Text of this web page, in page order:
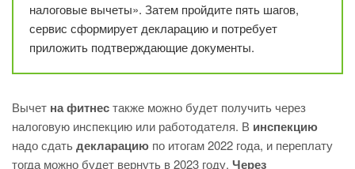
налоговые вычеты». Затем пройдите пять шагов,
сервис сформирует декларацию и потребует
приложить подтверждающие документы.
Вычет на фитнестакже можно будет получить через
налоговую инспекцию или работодателя. В инспекцию
надо сдатьдекларацию по итогам 2022 года, и переплату
тогда можно будет вернуть в 2023 году. Через